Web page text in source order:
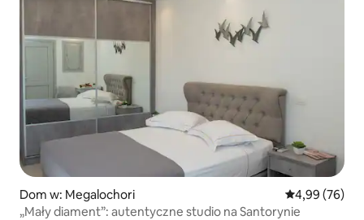
Dom w: Megalochori Średnia
4,99 (76)
„Mały diament”: autentyczne studio na Santorynie